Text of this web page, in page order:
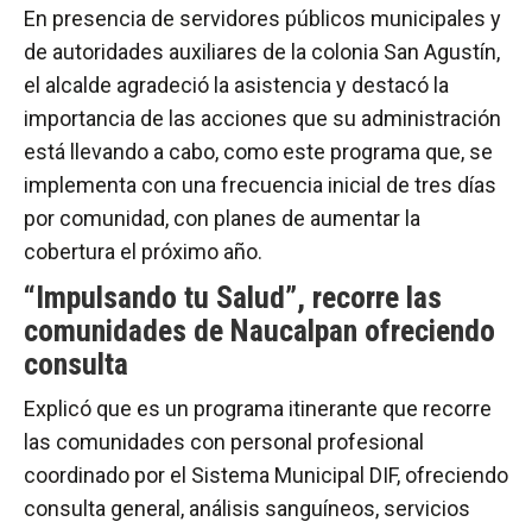
En presencia de servidores públicos municipales y
de autoridades auxiliares de la colonia San Agustín,
el alcalde agradeció la asistencia y destacó la
importancia de las acciones que su administración
está llevando a cabo, como este programa que, se
implementa con una frecuencia inicial de tres días
por comunidad, con planes de aumentar la
cobertura el próximo año.
“Impulsando tu Salud”, recorre las
comunidades de Naucalpan ofreciendo
consulta
Explicó que es un programa itinerante que recorre
las comunidades con personal profesional
coordinado por el Sistema Municipal DIF, ofreciendo
consulta general, análisis sanguíneos, servicios